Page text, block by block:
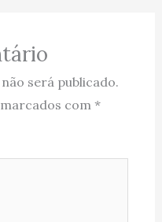
será publicado.
com *